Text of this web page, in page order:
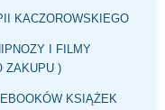
KACZOROWSKIEGO
I FILMY
ZAKUPU )
KSIĄŻEK